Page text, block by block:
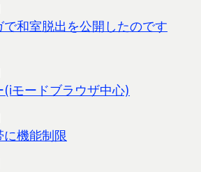
で和室脱出を公開したのです
モードブラウザ中心)
機能制限